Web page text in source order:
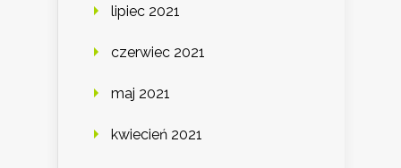
lipiec 2021
czerwiec 2021
maj 2021
kwiecień 2021